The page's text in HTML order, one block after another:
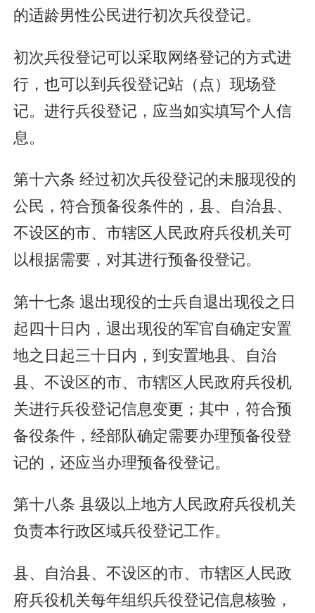
的适龄男性公民进行初次兵役登记。
初次兵役登记可以采取网络登记的方式进
行，也可以到兵役登记站（点）现场登
记。进行兵役登记，应当如实填写个人信
息。
第十六条 经过初次兵役登记的未服现役的
公民，符合预备役条件的，县、自治县、
不设区的市、市辖区人民政府兵役机关可
以根据需要，对其进行预备役登记。
第十七条 退出现役的士兵自退出现役之日
起四十日内，退出现役的军官自确定安置
地之日起三十日内，到安置地县、自治
县、不设区的市、市辖区人民政府兵役机
关进行兵役登记信息变更；其中，符合预
备役条件，经部队确定需要办理预备役登
记的，还应当办理预备役登记。
第十八条 县级以上地方人民政府兵役机关
负责本行政区域兵役登记工作。
县、自治县、不设区的市、市辖区人民政
府兵役机关每年组织兵役登记信息核验，